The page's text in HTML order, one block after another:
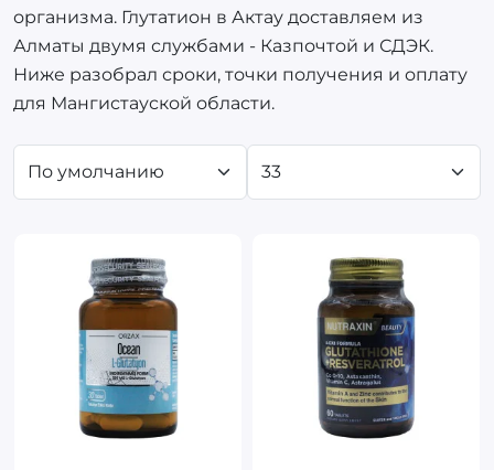
организма. Глутатион в Актау доставляем из
Алматы двумя службами - Казпочтой и СДЭК.
Ниже разобрал сроки, точки получения и оплату
для Мангистауской области.